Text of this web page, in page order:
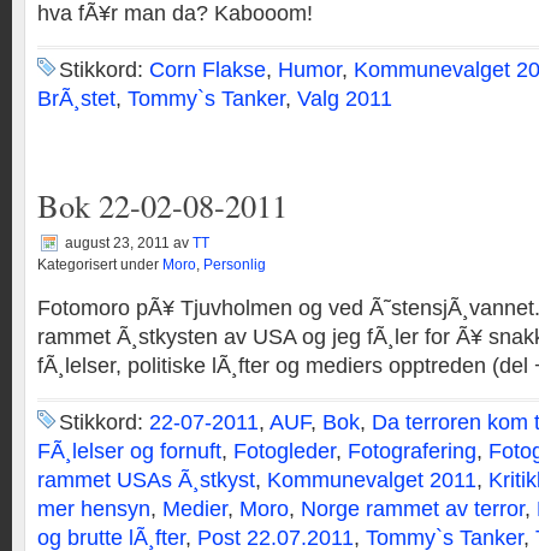
hva fÃ¥r man da? Kabooom!
Stikkord: Corn Flakse, Humor, Kommunevalget
BrÃ¸stet, Tommy`s Tanker, Valg 2011
Bok 22-02-08-2011
august 23, 2011 av TT
Kategorisert under Moro, Personlig
Fotomoro pÃ¥ Tjuvholmen og ved
rammet Ã¸stkysten av USA og jeg fÃ¸ler for Ã¥
fÃ¸lelser, politiske lÃ¸fter og mediers opptreden (del
Stikkord: 22-07-2011, AUF, Bok, Da terroren kom
FÃ¸lelser og fornuft, Fotogleder, Fotografering,
rammet USAs Ã¸stkyst, Kommunevalget 2011,
mer hensyn, Medier, Moro, Norge rammet av terror,
og brutte lÃ¸fter, Post 22.07.2011, Tommy`s Tanker,